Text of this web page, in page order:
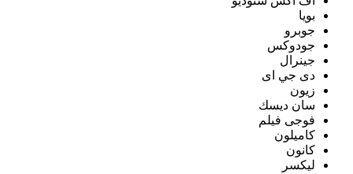
بويا
جوبرو
جودوكس
جينرال
دى جي اى
زيون
سان ديسك
فوجى فيلم
كاميلون
كانون
ليكسر